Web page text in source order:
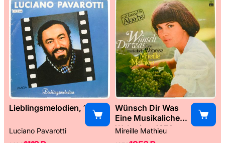
Lieblingsmelodien, 1989
Luciano Pavarotti
Wünsch Dir Was
Eine Musikaliche
Weltreise, 1976
Mireille Mathieu